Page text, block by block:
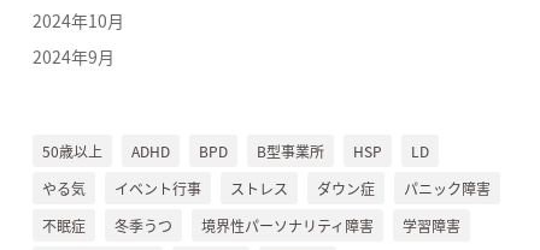
2024年10月
2024年9月
50歳以上 ADHD BPD B型事業所 HSP
LD
やる気
イベント行事 ストレス ダウン症
パニック障害
不眠症
冬季うつ 境界性パーソナリティ障害
学習障害